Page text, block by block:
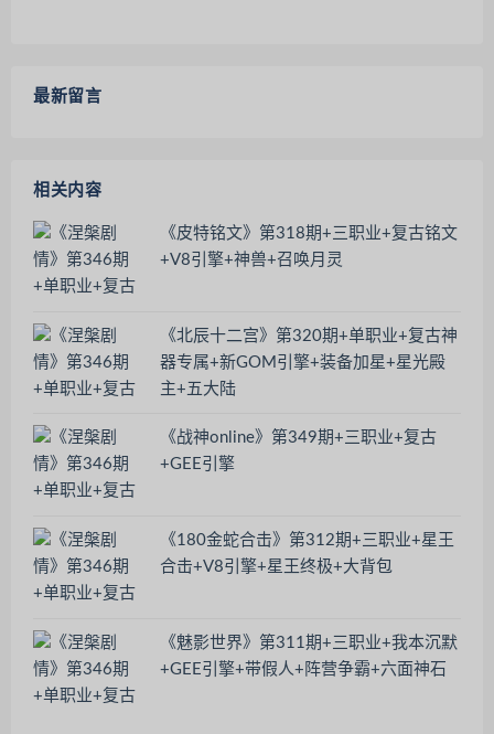
最新留言
相关内容
《皮特铭文》第318期+三职业+复古铭文
+V8引擎+神兽+召唤月灵
《北辰十二宫》第320期+单职业+复古神
器专属+新GOM引擎+装备加星+星光殿
主+五大陆
《战神online》第349期+三职业+复古
+GEE引擎
《180金蛇合击》第312期+三职业+星王
合击+V8引擎+星王终极+大背包
《魅影世界》第311期+三职业+我本沉默
+GEE引擎+带假人+阵营争霸+六面神石